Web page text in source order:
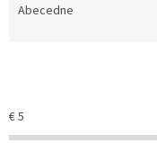
r
o
Abecedne
€5